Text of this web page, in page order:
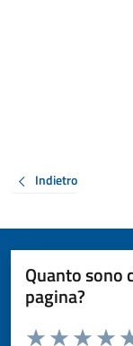
Indietro
Quanto sono
pagina?
Valuta da 1 a 5 stelle